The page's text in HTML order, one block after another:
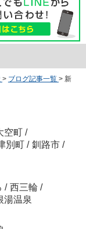
> ブログ記事一覧 > 新
空町 /
別町 / 釧路市 /
/ 西三輪 /
湯温泉